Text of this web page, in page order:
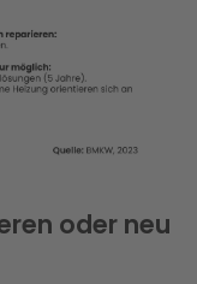
oder neu